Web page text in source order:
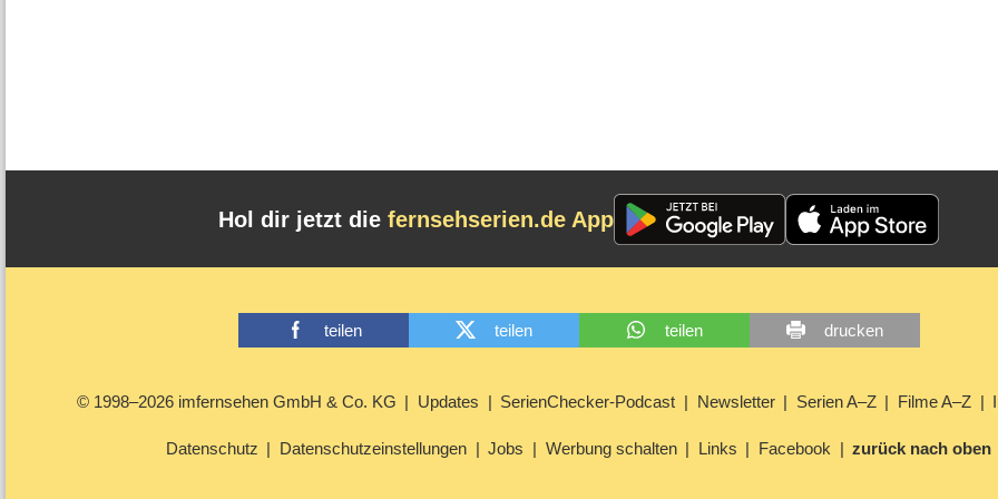
Hol dir jetzt die fernsehserien.de App
teilen teilen teilen drucken
© 1998–2026 imfernsehen GmbH & Co. KG Updates SerienChecker-Podcast Newsletter Serien A–Z Filme A–Z
Datenschutz Datenschutzeinstellungen Jobs Werbung schalten Links Facebook zurück nach oben